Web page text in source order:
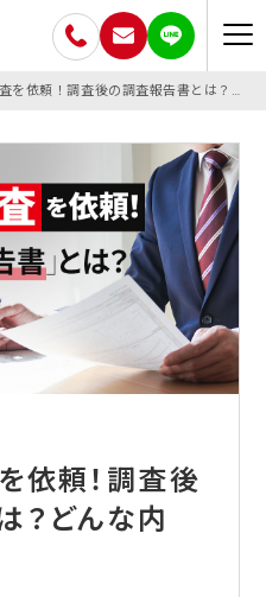
！調査後の調査報告書とは？どんな内容？どう使う？
依頼！調査後
？どんな内